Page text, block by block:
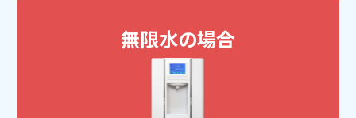
無限水の場合